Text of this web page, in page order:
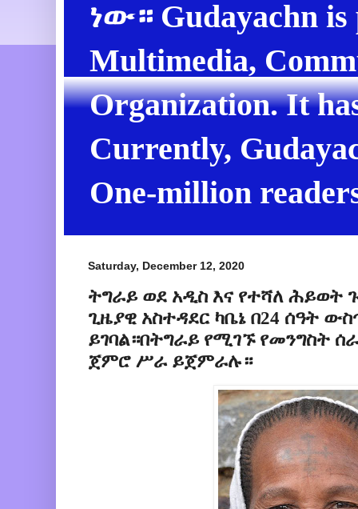
ነው። Gudayachn is
Multimedia,
Organization. It
Currently,
One-million
Saturday, December 12, 2020
ትግራይ ወደ አዲስ እና የተሻለ ሕይወት
ጊዜያዊ አስተዳደር ካቤኔ በ24 ሰዓት
ይገባል።በትግራይ የሚገኙ የመንግስት
ጀምሮ ሥራ ይጀምራሉ።